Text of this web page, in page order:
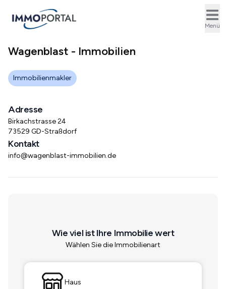
Menü
Wagenblast - Immobilien
Immobilienmakler
Adresse
Birkachstrasse 24
73529 GD-Straßdorf
Kontakt
info@wagenblast-immobilien.de
Wie viel ist Ihre Immobilie wert
Wählen Sie die Immobilienart
Haus